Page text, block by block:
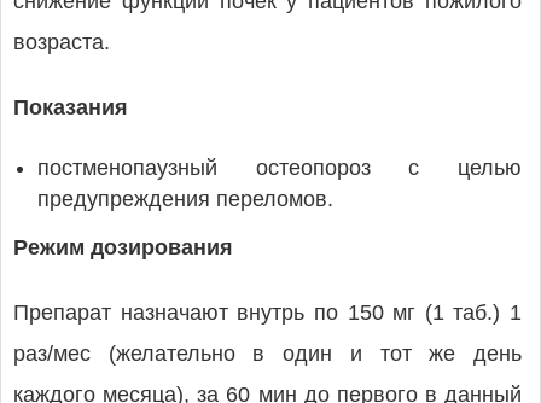
возраста.
Показания
постменопаузный остеопороз с целью
предупреждения переломов.
Режим дозирования
Препарат назначают внутрь по 150 мг (1 таб.) 1
раз/мес (желательно в один и тот же день
каждого месяца), за 60 мин до первого в данный